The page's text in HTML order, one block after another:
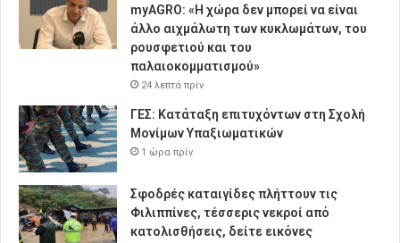
myAGRO: «Η χώρα δεν μπορεί να είναι
άλλο αιχμάλωτη των κυκλωμάτων, του
ρουσφετιού και του
παλαιοκομματισμού»
24 λεπτά πρίν
ΓΕΣ: Κατάταξη επιτυχόντων στη Σχολή
Μονίμων Υπαξιωματικών
1 ώρα πρίν
Σφοδρές καταιγίδες πλήττουν τις
Φιλιππίνες, τέσσερις νεκροί από
κατολισθήσεις, δείτε εικόνες